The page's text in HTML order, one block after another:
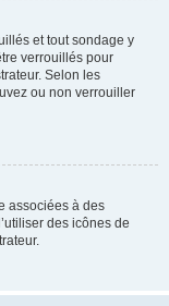
et tout sondage y
verrouillés pour
Selon les
ou non verrouiller
associées à des
des icônes de